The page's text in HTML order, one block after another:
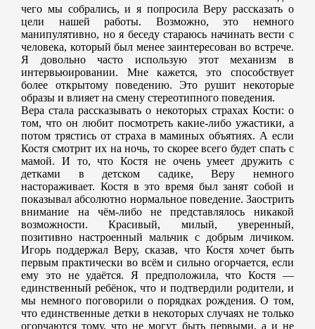
чего мы собрались, и я попросила Веру рассказать о
цели нашей работы. Возможно, это немного
манипулятивно, но я беседу стараюсь начинать вести с
человека, который был менее заинтересован во встрече.
Я довольно часто использую этот механизм в
интервьюировании. Мне кажется, это способствует
более открытому поведению. Это рушит некоторые
образы и влияет на смену стереотипного поведения.
Вера стала рассказывать о некоторых страхах Кости: о
том, что он любит посмотреть какие-либо ужастики, а
потом трястись от страха в маминых объятиях. А если
Костя смотрит их на ночь, то скорее всего будет спать с
мамой. И то, что Костя не очень умеет дружить с
детками в детском садике, Веру немного
настораживает. Костя в это время был занят собой и
показывал абсолютно нормальное поведение. Заострить
внимание на чём-либо не представлялось никакой
возможности. Красивый, милый, уверенный,
позитивно настроенный мальчик с добрым личиком.
Игорь поддержал Веру, сказав, что Костя хочет быть
первым практически во всём и сильно огорчается, если
ему это не удаётся. Я предположила, что Костя —
единственный ребёнок, что и подтвердили родители, и
мы немного поговорили о порядках рождения. О том,
что единственные детки в некоторых случаях не только
огорчаются тому, что не могут быть первыми, а и не